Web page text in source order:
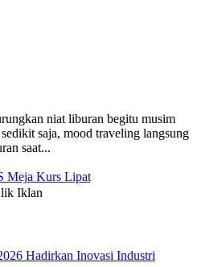
niat liburan begitu musim
saja, mood traveling langsung
saat...
Iklan